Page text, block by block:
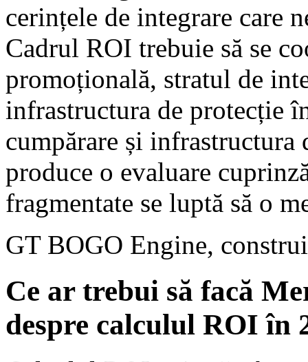
cerințele de integrare care
Cadrul ROI trebuie să se
promoțională, stratul de
infrastructura de protecție
cumpărare și infrastructura
produce o evaluare
fragmentate se luptă să o
GT BOGO Engine,
Ce ar trebui să facă
despre calculul ROI în